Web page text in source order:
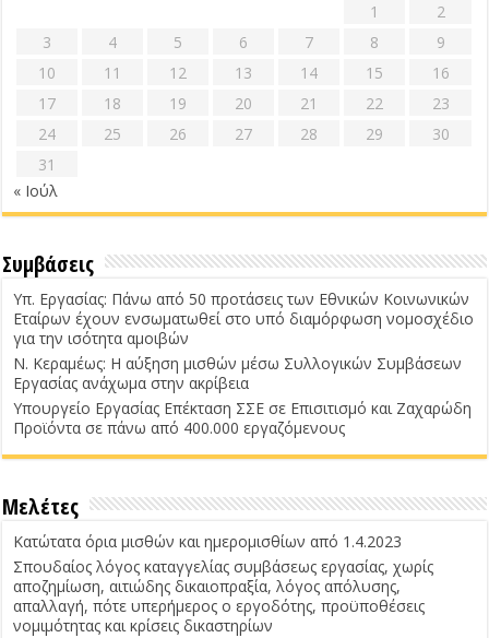
1
2
3
4 5 6 7 8
9
10
11 12 13 14 15
16
17
18 19 20 21 22
23
24
25 26 27 28 29
30
31
« Ιούλ
Συμβάσεις
Υπ. Εργασίας: Πάνω από 50 προτάσεις των Εθνικών Κοινωνικών
Εταίρων έχουν ενσωματωθεί στο υπό διαμόρφωση νομοσχέδιο
για την ισότητα αμοιβών
Ν. Κεραμέως: Η αύξηση μισθών μέσω Συλλογικών Συμβάσεων
Εργασίας ανάχωμα στην ακρίβεια
Υπουργείο Εργασίας Επέκταση ΣΣΕ σε Επισιτισμό και Ζαχαρώδη
Προϊόντα σε πάνω από 400.000 εργαζόμενους
Μελέτες
Κατώτατα όρια μισθών και ημερομισθίων από 1.4.2023
Σπουδαίος λόγος καταγγελίας συμβάσεως εργασίας, χωρίς
αποζημίωση, αιτιώδης δικαιοπραξία, λόγος απόλυσης,
απαλλαγή, πότε υπερήμερος ο εργοδότης, προϋποθέσεις
νομιμότητας και κρίσεις δικαστηρίων